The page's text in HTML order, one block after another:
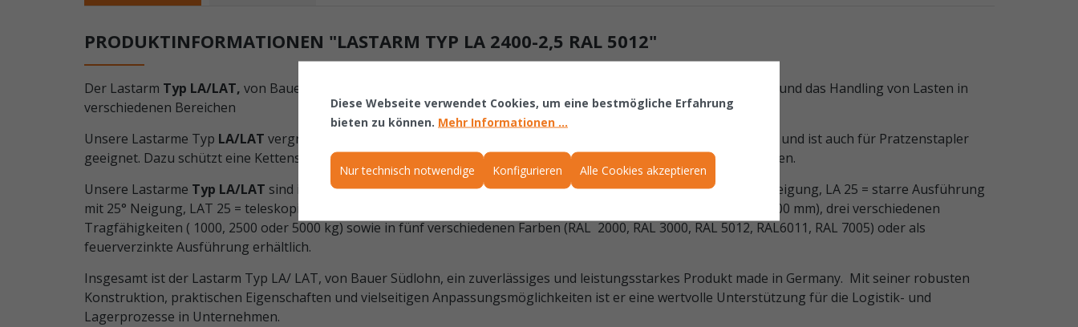
PRODUKTINFORMATIONEN "LASTARM TYP LA 2400-2,5 RAL 5012"
Der Lastarm Typ LA/LAT, von Bauer Südlohn, ist ein vielseitiges und robustes Produkt für den sicheren Transport und das Handling von Lasten in
verschiedenen Bereichen
Unsere Lastarme Typ LA/LAT vergrößern die Reichweite des Gabelstaplers. Er besteht aus einer Stahlkonstruktion und ist auch für Pratzenstapler
geeignet. Dazu schützt eine Kettensicherung gegen unabsichtiges Abrutschen und ein Wirbellasthaken ist vorhanden.
Unsere Lastarme Typ LA/LAT sind in drei verschiedenen Ausführungen (LA1600/2400 = starre Ausführung ohne Neigung, LA 25 = starre Ausführung
mit 25° Neigung, LAT 25 = teleskopierbar mit 25° Neigung), zwei unterschiedlichen Grundlängen (1600 mm oder 2400 mm), drei verschiedenen
Tragfähigkeiten ( 1000, 2500 oder 5000 kg) sowie in fünf verschiedenen Farben (RAL 2000, RAL 3000, RAL 5012, RAL6011, RAL 7005) oder als
feuerverzinkte Ausführung erhältlich.
Insgesamt ist der Lastarm Typ LA/ LAT, von Bauer Südlohn, ein zuverlässiges und leistungsstarkes Produkt made in Germany. Mit seiner robusten
Konstruktion, praktischen Eigenschaften und vielseitigen Anpassungsmöglichkeiten ist er eine wertvolle Unterstützung für die Logistik- und
Lagerprozesse in Unternehmen.
Diese Webseite verwendet Cookies, um eine bestmögliche Erfahrung
bieten zu können. Mehr Informationen ...
Nur technisch notwendige Konfigurieren Alle Cookies akzeptieren